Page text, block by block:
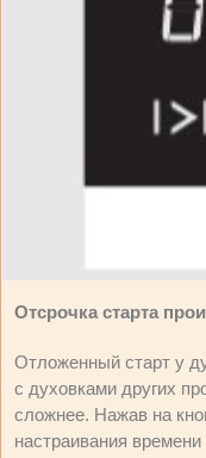
Отсрочка старта
Отложенный старт у
с духовками других
сложнее. Нажав на
настраивания